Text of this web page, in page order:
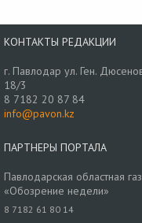
КОНТАКТЫ РЕДАКЦИИ
г. Павлодар ул. Ген.
18/3
8 7182 20 87 84
info@pavon.kz
ПАРТНЕРЫ ПОРТАЛА
Павлодарская областная
«Обозрение недели»
8 7182 61 80 14